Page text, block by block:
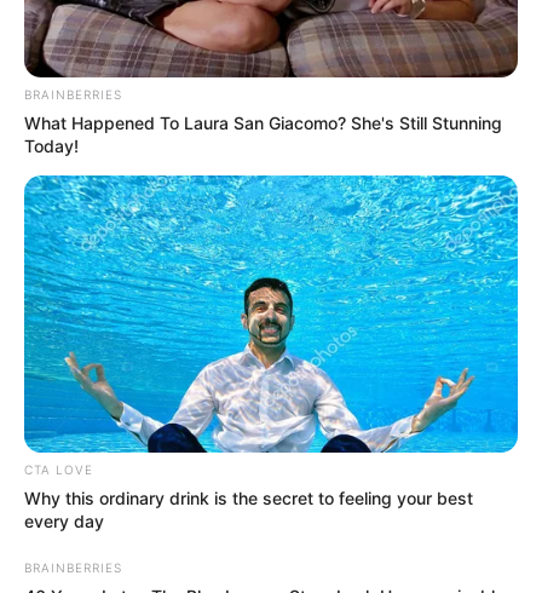
BRAINBERRIES
What Happened To Laura San Giacomo? She's Still Stunning
Today!
CTA LOVE
Why this ordinary drink is the secret to feeling your best
every day
BRAINBERRIES